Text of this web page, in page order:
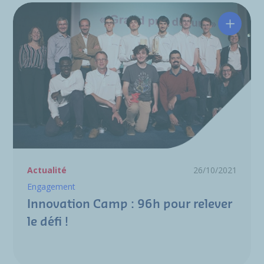
Actualité
26/10/2021
Engagement
Innovation Camp : 96h pour relever
le défi !